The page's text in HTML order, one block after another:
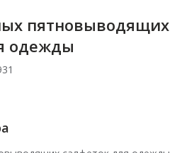
пятновыводящих
одежды